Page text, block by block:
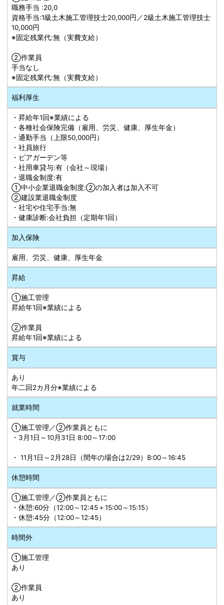
職務手当 :20,0
資格手当:1級土木施工管理技士20,000円／2級土木施工管理技士
10,000円
※固定残業代:無（実費支給）
➁作業員
手当なし
※固定残業代:無（実費支給）
福利厚生
・昇給年1回※業績による
・各種社会保険完備（雇用、労災、健康、厚生年金）
・通勤手当（上限50,000円）
・社員旅行
・ビアガーデン等
・社用車貸与:有（会社～現場）
・退職金制度:有
①中小企業退職金制度:②の加入者は加入不可
②建設業退職金制度
・社宅や住宅手当:無
・健康診断:会社負担（定期年1回）
加入保険
雇用、労災、健康、厚生年金
昇給
①施工管理
昇給年1回※業績による
➁作業員
昇給年1回※業績による
賞与
あり
年二回2カ月分※業績による
就業時間
①施工管理／➁作業員ともに
・3月1日～10月31日 8:00～17:00
・ 11月1日～2月28日（閏年の場合は2/29）8:00～16:45
休憩時間
①施工管理／➁作業員ともに
・休憩:60分（12:00～12:45＋15:00～15:15）
・休憩:45分（12:00～12:45）
時間外
①施工管理
あり
➁作業員
あり